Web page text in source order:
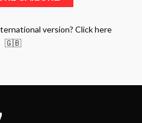
version? Click here
🇬🇧